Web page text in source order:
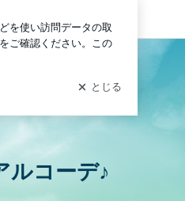
♪
ログイン
コーデ♪